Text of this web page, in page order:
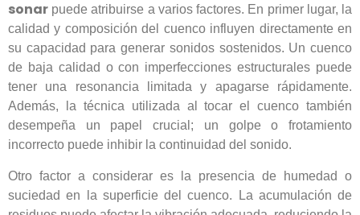
sonar puede atribuirse a varios factores. En primer lugar, la
calidad y composición del cuenco influyen directamente en
su capacidad para generar sonidos sostenidos. Un cuenco
de baja calidad o con imperfecciones estructurales puede
tener una resonancia limitada y apagarse rápidamente.
Además, la técnica utilizada al tocar el cuenco también
desempeña un papel crucial; un golpe o frotamiento
incorrecto puede inhibir la continuidad del sonido.
Otro factor a considerar es la presencia de humedad o
suciedad en la superficie del cuenco. La acumulación de